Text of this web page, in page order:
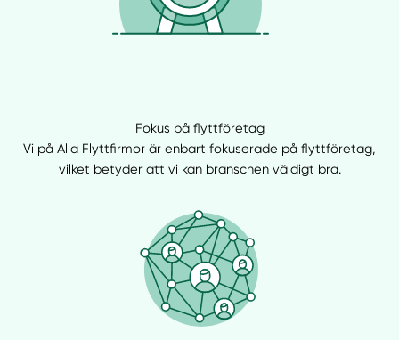
Fokus på flyttföretag
Vi på Alla Flyttfirmor är enbart fokuserade på flyttföretag,
vilket betyder att vi kan branschen väldigt bra.